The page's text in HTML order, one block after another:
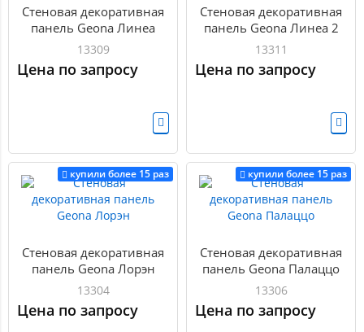
Стеновая декоративная
панель Geona Линеа
13309
Цена по запросу
Стеновая декоративная
панель Geona Линеа 2
13311
Цена по запросу
купили более 15 раз
Стеновая декоративная
панель Geona Лорэн
13304
Цена по запросу
купили более 15 раз
Стеновая декоративная
панель Geona Палаццо
13306
Цена по запросу